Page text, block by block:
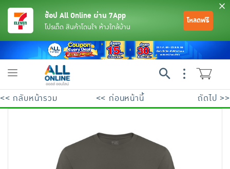
ช้อป All Online ผ่าน 7App
โปรเด็ด สินค้าโดนใจ ห้างใกล้บ้าน
โหลดฟรี
Toggle
<< กลับหน้ารวม << ก่อนหน้านี้ ถัดไป >>